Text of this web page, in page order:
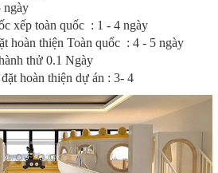
ngày
xếp toàn quốc : 1 - 4 ngày
hoàn thiện Toàn quốc : 4 - 5 ngày
thử 0.1 Ngày
hoàn thiện dự án : 3- 4